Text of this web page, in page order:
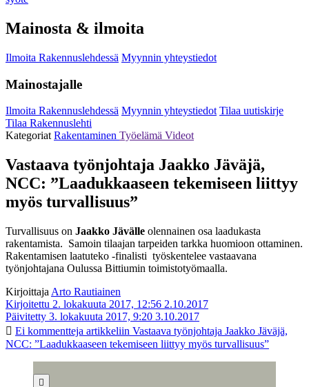
Mainosta & ilmoita
Ilmoita Rakennuslehdessä Myynnin yhteystiedot
Mainostajalle
Ilmoita Rakennuslehdessä Myynnin yhteystiedot Tilaa uutiskirje
Tilaa Rakennuslehti
KategoriatRakentaminen Työelämä Videot
Vastaava työnjohtaja Jaakko Jäväjä,
NCC: ”Laadukkaaseen tekemiseen liittyy
myös turvallisuus”
Turvallisuus on Jaakko Jävälle olennainen osa laadukasta
rakentamista. Samoin tilaajan tarpeiden tarkka huomioon ottaminen.
Rakentamisen laatuteko -finalisti työskentelee vastaavana
työnjohtajana Oulussa Bittiumin toimistotyömaalla.
Kirjoittaja Arto Rautiainen
Kirjoitettu 2. lokakuuta 2017, 12:56 2.10.2017
Päivitetty 3. lokakuuta 2017, 9:20 3.10.2017
Ei kommentteja artikkeliin Vastaava työnjohtaja Jaakko Jäväjä,
NCC: ”Laadukkaaseen tekemiseen liittyy myös turvallisuus”